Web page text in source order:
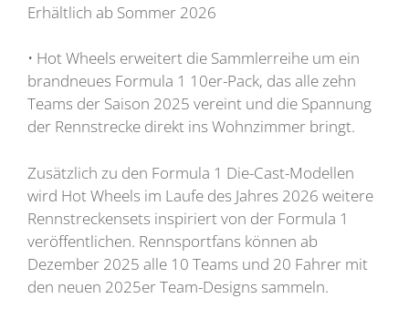
Erhältlich ab Sommer 2026
• Hot Wheels erweitert die Sammlerreihe um ein
brandneues Formula 1 10er-Pack, das alle zehn
Teams der Saison 2025 vereint und die Spannung
der Rennstrecke direkt ins Wohnzimmer bringt.
Zusätzlich zu den Formula 1 Die-Cast-Modellen
wird Hot Wheels im Laufe des Jahres 2026 weitere
Rennstreckensets inspiriert von der Formula 1
veröffentlichen. Rennsportfans können ab
Dezember 2025 alle 10 Teams und 20 Fahrer mit
den neuen 2025er Team-Designs sammeln.